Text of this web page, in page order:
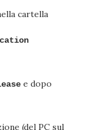
cartella
e dopo
(del PC sul